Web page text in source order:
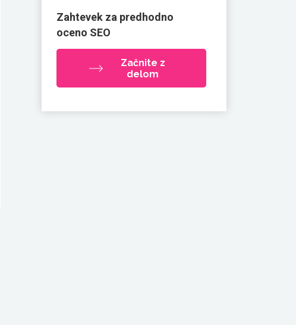
Zahtevek za predhodno
oceno SEO
Začnite z
delom